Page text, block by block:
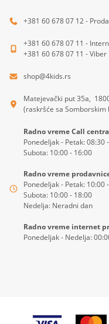
+381 60 678 07 12 -
+381 60 678 07 11 -
+381 60 678 07 11 - Viber
shop@4kids.rs
Matejevački put 35a,
(raskršće sa Somborskim
Radno vreme Call
Ponedeljak - Petak: 08:30
Subota: 10:00 - 16:00
Radno vreme
Ponedeljak - Petak: 10:00
Subota: 10:00 - 18:00
Nedelja: Neradni dan
Radno vreme internet
Ponedeljak - Nedelja: